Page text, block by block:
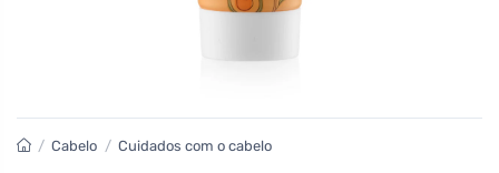
/ Cabelo / Cuidados com o cabelo